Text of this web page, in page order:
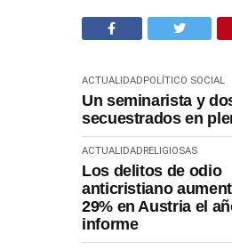
ACTUALIDADPOLÍTICO SOCIAL
Un seminarista y
secuestrados en
ACTUALIDADRELIGIOSAS
Los delitos de odio
anticristiano
29% en Austria el
informe